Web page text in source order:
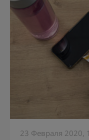
23 Февраля 2020,